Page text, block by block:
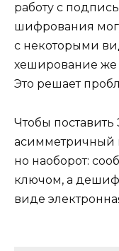
работу с
шифрования
с некоторыми
хеширование же
Это решает
Чтобы
асимметричный
но наоборот:
ключом, а
виде